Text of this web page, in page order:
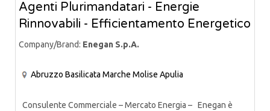
Agenti Plurimandatari - Energie
Rinnovabili - Efficientamento Energetico
Company/Brand: Enegan S.p.A.
Abruzzo Basilicata Marche Molise Apulia
Consulente Commerciale – Mercato Energia – Enegan è